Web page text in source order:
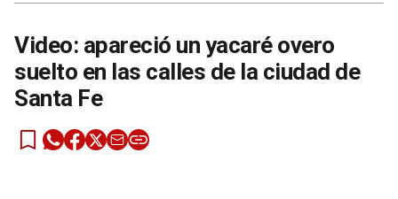
Video: apareció un yacaré overo
suelto en las calles de la ciudad de
Santa Fe